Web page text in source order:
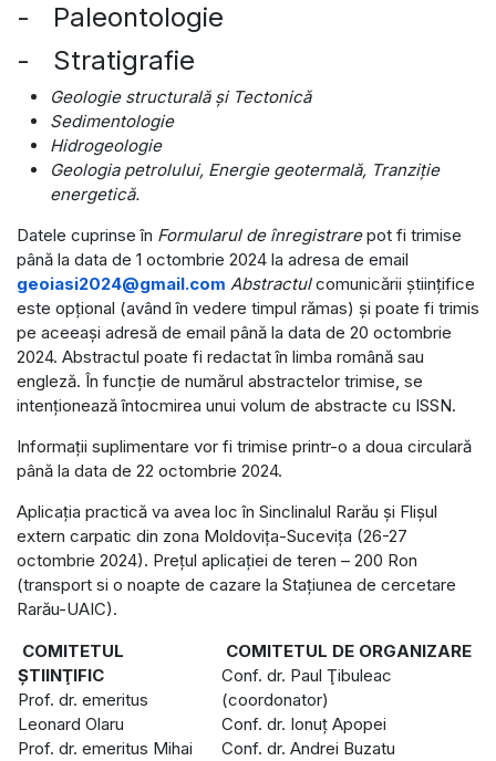
- Paleontologie
- Stratigrafie
Geologie structurală şi Tectonică
Sedimentologie
Hidrogeologie
Geologia petrolului, Energie geotermală, Tranziție
energetică.
Datele cuprinse în Formularul de înregistrarepot fi trimise
până la data de 1 octombrie 2024 la adresa de email
geoiasi2024@gmail.com Abstractulcomunicării științifice
este opțional (având în vedere timpul rămas) și poate fi trimis
pe aceeași adresă de email până la data de 20 octombrie
2024. Abstractul poate fi redactat în limba română sau
engleză. În funcție de numărul abstractelor trimise, se
intenționează întocmirea unui volum de abstracte cu ISSN.
Informaţii suplimentare vor fi trimise printr-o a doua circulară
până la data de 22 octombrie 2024.
Aplicația practică va avea loc în Sinclinalul Rarău și Flișul
extern carpatic din zona Moldovița-Sucevița (26-27
octombrie 2024). Prețul aplicației de teren – 200 Ron
(transport si o noapte de cazare la Stațiunea de cercetare
Rarău-UAIC).
COMITETUL
ŞTIINŢIFIC
Prof. dr. emeritus
Leonard Olaru
Prof. dr. emeritus Mihai
COMITETUL DE ORGANIZARE
Conf. dr. Paul Ţibuleac
(coordonator)
Conf. dr. Ionuț Apopei
Conf. dr. Andrei Buzatu